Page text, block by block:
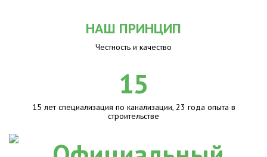
НАШ ПРИНЦИП
Честность и качество
15
15 лет специализация по канализации, 23 года опыта в
строительстве